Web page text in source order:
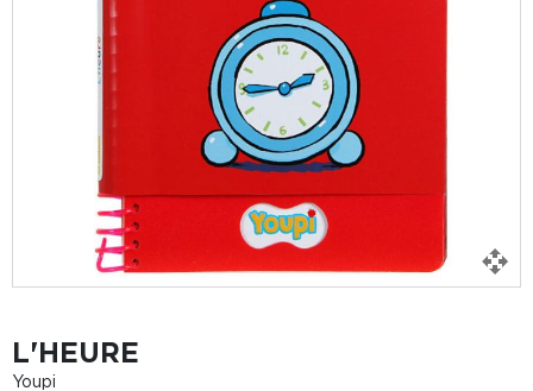
L'HEURE
Youpi